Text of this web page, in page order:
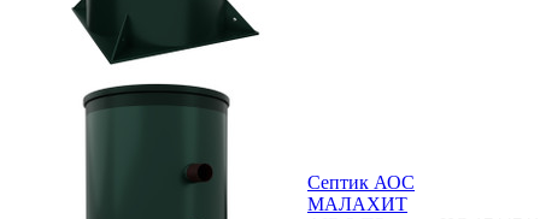
Септик АОС
МАЛАХИТ